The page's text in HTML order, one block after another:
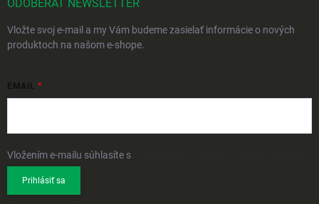
ODOBERAŤ NEWSLETTER
Vložte svoj e-mail a my Vám budeme zasielať informácie o nových
produktoch na našom e-shope.
EMAIL
Vložením e-mailu súhlasíte s
Prihlásiť sa